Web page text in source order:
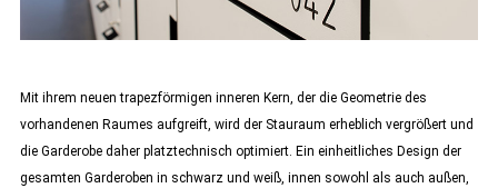
Mit ihrem neuen trapezförmigen inneren Kern, der die Geometrie des
vorhandenen Raumes aufgreift, wird der Stauraum erheblich vergrößert und
die Garderobe daher platztechnisch optimiert. Ein einheitliches Design der
gesamten Garderoben in schwarz und weiß, innen sowohl als auch außen,